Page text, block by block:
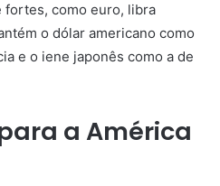
fortes, como euro, libra
o dólar americano como
e o iene japonês como a de
a América